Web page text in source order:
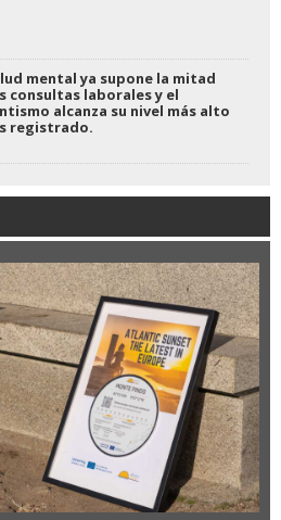
mental ya supone la mitad
consultas laborales y el
alcanza su nivel más alto
registrado.